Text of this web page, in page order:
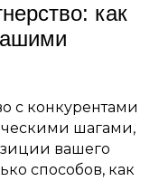
как
с конкурентами
шагами,
вашего
способов, как